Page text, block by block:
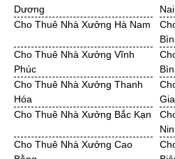
Bán Đất KCN Đồng Tháp
Bán Đất KCN Kiên Giang
Bán Đất KCN Sóc Trăng
Bán Đất KCN Tiền Giang
Bán Đất KCN Vĩnh Long
Bán Đất KCN Hưng Yên
Dương
Nai
Cho Thuê Nhà Xưởng Hà Nam
Cho Thuê Nhà Xưởng Vĩnh
Phúc
Cho Thuê Nhà Xưởng Thanh
Hóa
Cho Thuê Nhà Xưởng Bắc Kạn
Cho Thuê Nhà Xưởng Cao